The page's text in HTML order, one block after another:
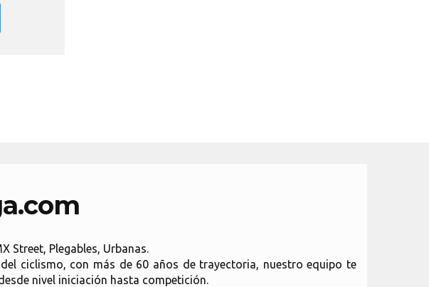
Street, Plegables, Urbanas.
ciclismo, con más de 60 años de trayectoria, nuestro equipo te
nivel iniciación hasta competición.